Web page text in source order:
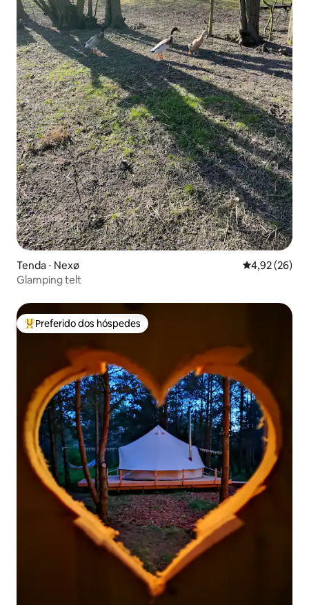
Tenda ⋅ Nexø 4,92 de uma
4,92 (26)
Glamping telt
Entre os melhores preferidos dos hóspedes
Preferido dos hóspedes